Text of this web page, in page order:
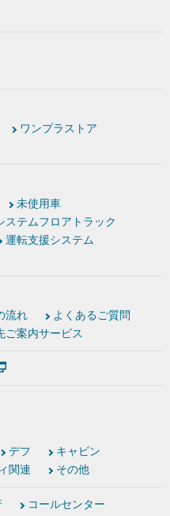
ワンプラストア
未使用車
ステムフロアトラック
運転支援システム
流れ
よくあるご質問
ご案内サービス
デフ
キャビン
関連 その他
コールセンター